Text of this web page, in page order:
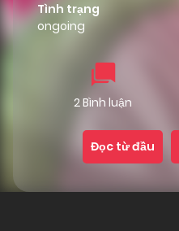
Tình trạng
ongoing
2 Bình luận
Đọc từ đầu